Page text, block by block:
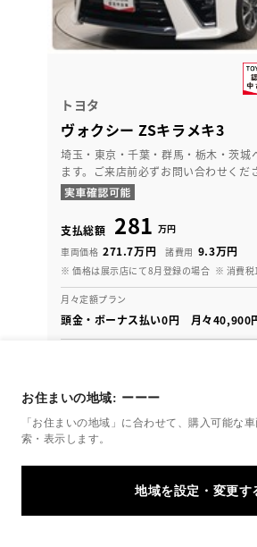
お住まいの地域: ーーー
「お住まいの地域」に合わせて、購入可能な
索・表示します。
トヨタ
ヴォクシー ZSキラメキ3
埼玉・東京・千葉・群馬・栃木・茨城
ます。ご来店前必ずお問い合わせくだ
支払総額 281 万円
車両価格 271.7万円 諸費用 9.3万円
※ 価格は展示店にて8月登録の場合 ※ 消費税
月々定額プラン
頭金・ボーナス払い0円 月々40,900
修復 なし
整備 定期点検整備付 保証 ロング
各種お問い合わせ